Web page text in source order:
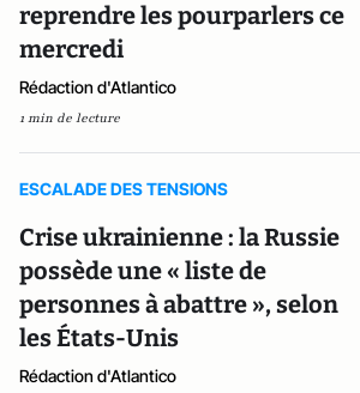
reprendre les pourparlers ce
mercredi
Rédaction d'Atlantico
1 min de lecture
ESCALADE DES TENSIONS
Crise ukrainienne : la Russie
possède une « liste de
personnes à abattre », selon
les États-Unis
Rédaction d'Atlantico